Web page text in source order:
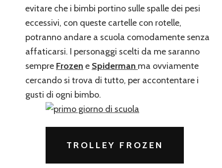
evitare che i bimbi portino sulle spalle dei pesi
eccessivi, con queste cartelle con rotelle,
potranno andare a scuola comodamente senza
affaticarsi. I personaggi scelti da me saranno
sempre Frozen e Spiderman ma ovviamente
cercando si trova di tutto, per accontentare i
gusti di ogni bimbo.
TROLLEY FROZEN